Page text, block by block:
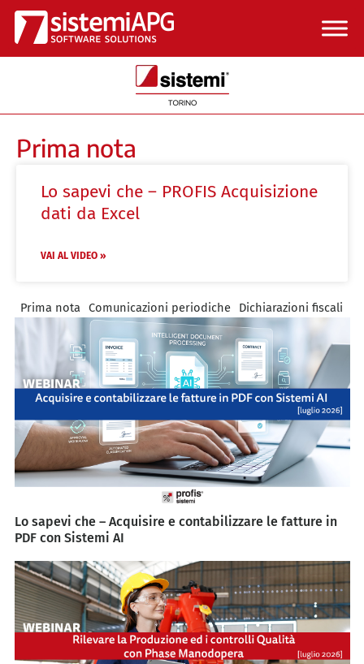
contenuto
Prima nota
Lo sapevi che – PROFIS Acquisizione
dati da Excel
VAI AL VIDEO »
Prima nota Comunicazioni periodiche Dichiarazioni fiscali
Lo sapevi che – Acquisire e contabilizzare le fatture in
PDF con Sistemi AI